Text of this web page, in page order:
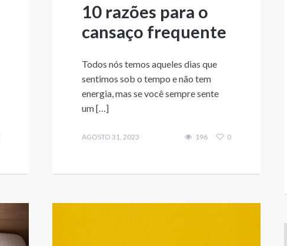
10 razões para o
cansaço frequente
Todos nós temos aqueles dias que
sentimos sob o tempo e não tem
energia, mas se você sempre sente
um […]
AGOSTO 31, 2023 196 0